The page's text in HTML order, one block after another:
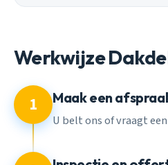
Werkwijze
1 Maak een
U belt ons of vraagt